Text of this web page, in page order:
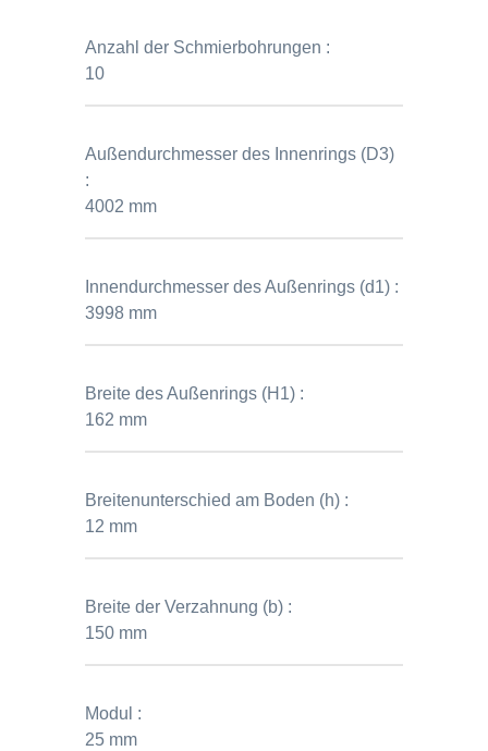
Anzahl der Schmierbohrungen :
10
Außendurchmesser des Innenrings (D3)
:
4002 mm
Innendurchmesser des Außenrings (d1) :
3998 mm
Breite des Außenrings (H1) :
162 mm
Breitenunterschied am Boden (h) :
12 mm
Breite der Verzahnung (b) :
150 mm
Modul :
25 mm